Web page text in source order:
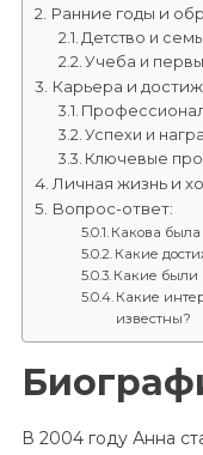
Ранние годы и
Детство и
Учеба и
Карьера и
Успехи и
Ключевые
Личная жизнь и
Вопрос-ответ:
Какова
Какие
Какие были
Какие
известны?
В 2004 году Анна